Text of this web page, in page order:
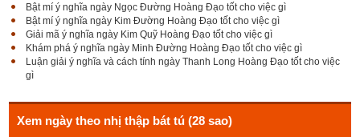
Bật mí ý nghĩa ngày Ngọc Đường Hoàng Đạo tốt cho việc gì
Bật mí ý nghĩa ngày Kim Đường Hoàng Đạo tốt cho việc gì
Giải mã ý nghĩa ngày Kim Quỹ Hoàng Đạo tốt cho việc gì
Khám phá ý nghĩa ngày Minh Đường Hoàng Đạo tốt cho việc gì
Luận giải ý nghĩa và cách tính ngày Thanh Long Hoàng Đạo tốt cho việc
gì
Xem ngày theo nhị thập bát tú (28 sao)
Giải mã Sao Cang tốt hay xấu – Tính chất và ý
nghĩa Cang Kim long
nghĩa Giác Mộc Giao